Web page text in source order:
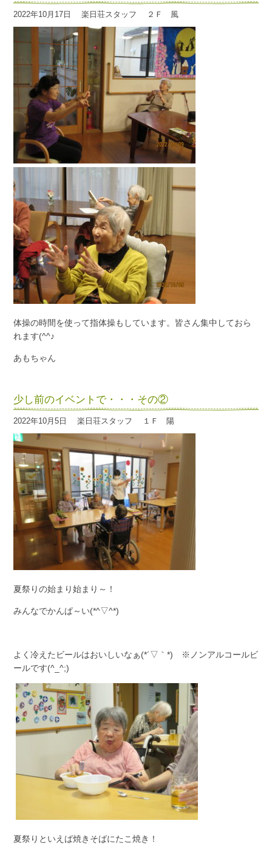
2022年10月17日 楽日荘スタッフ ２Ｆ 風
体操の時間を使って指体操もしています。皆さん集中しておら
れます(^^♪
あもちゃん
少し前のイベントで・・・その②
2022年10月5日 楽日荘スタッフ １Ｆ 陽
夏祭りの始まり始まり～！
みんなでかんぱ～い(*^▽^*)
よく冷えたビールはおいしいなぁ(*´▽｀*) ※ノンアルコールビ
ールです(^_^;)
夏祭りといえば焼きそばにたこ焼き！